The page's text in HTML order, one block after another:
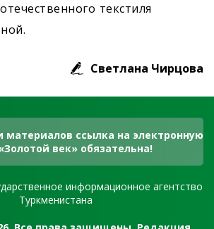
текстиля
Светлана Чирцова
материалов ссылка на электронную
век» обязательна!
информационное агентство
Туркменистана